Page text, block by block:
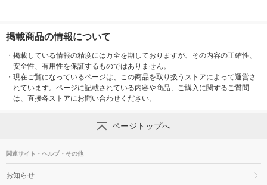
掲載商品の情報について
・ 掲載している情報の精度には万全を期しておりますが、その内容の正確性、
安全性、有用性を保証するものではありません。
・ 現在ご覧になっているページは、この商品を取り扱うストアによって運営さ
れています。ページに記載されている内容や商品、ご購入に関するご質問
は、直接各ストアにお問い合わせください。
ページトップへ
関連サイト・ヘルプ・その他
お知らせ